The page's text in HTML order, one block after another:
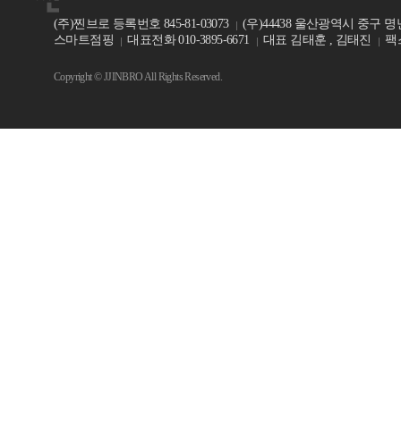
(주)찐브로 등록번호 845-81-03073
(우)44438 울산광역시 중구 명
스마트점핑
대표전화 010-3895-6671 대표 김태훈 , 김태진 팩
Copyright © JJINBRO All Rights Reserved.